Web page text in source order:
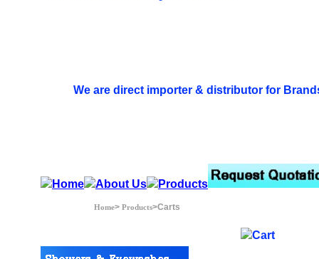
We are direct importer & distributor for
Home> Products>Carts